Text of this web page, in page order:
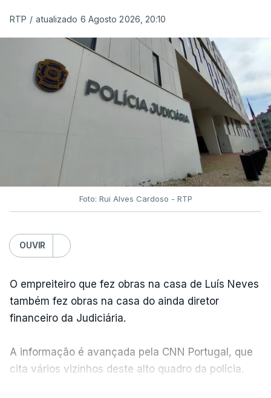
RTP / atualizado 6 Agosto 2026, 20:10
Foto: Rui Alves Cardoso - RTP
OUVIR
O empreiteiro que fez obras na casa de Luís Neves
também fez obras na casa do ainda diretor
financeiro da Judiciária.
A informação é avançada pela CNN Portugal, que
cita vários vizinhos deste alto quadro da polícia.